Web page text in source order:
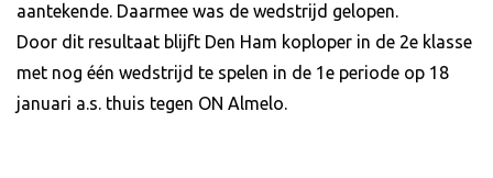
aantekende. Daarmee was de wedstrijd gelopen.
Door dit resultaat blijft Den Ham koploper in de 2e klasse
met nog één wedstrijd te spelen in de 1e periode op 18
januari a.s. thuis tegen ON Almelo.